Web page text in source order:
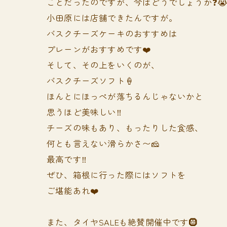
小田原には店舗できたんですが。
バスクチーズケーキのおすすめは
プレーンがおすすめです❤️
そして、その上をいくのが、
バスクチーズソフト🍦
ほんとにほっぺが落ちるんじゃないかと
思うほど美味しい‼️
チーズの味もあり、もったりした食感、
何とも言えない滑らかさ〜🧀
最高です‼️
ぜひ、箱根に行った際にはソフトを
ご堪能あれ❤️
また、タイヤSALEも絶賛開催中です🛞